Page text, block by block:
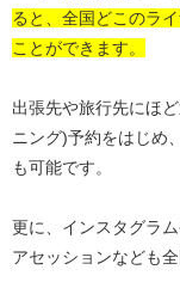
ると、全国どこのラ
ことができます。
出張先や旅行先にほ
ニング)予約をはじめ
も可能です。
更に、インスタグラ
アセッションなども